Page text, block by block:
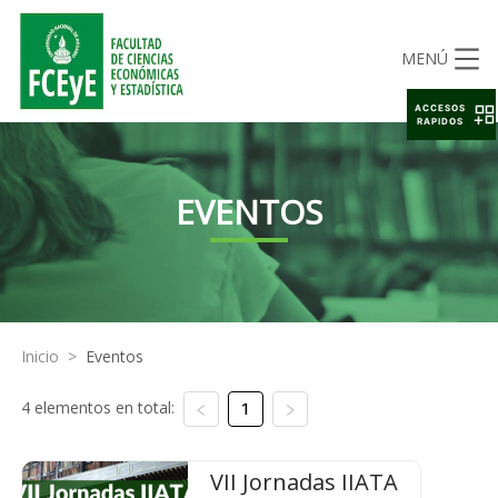
MENÚ
EVENTOS
Inicio > Eventos
4 elementos en total: 1
VII Jornadas IIATA
ACCESOS
RAPIDOS